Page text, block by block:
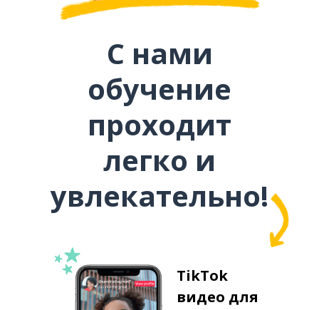
С нами
обучение
проходит
легко и
увлекательно!
TikTok
видео для